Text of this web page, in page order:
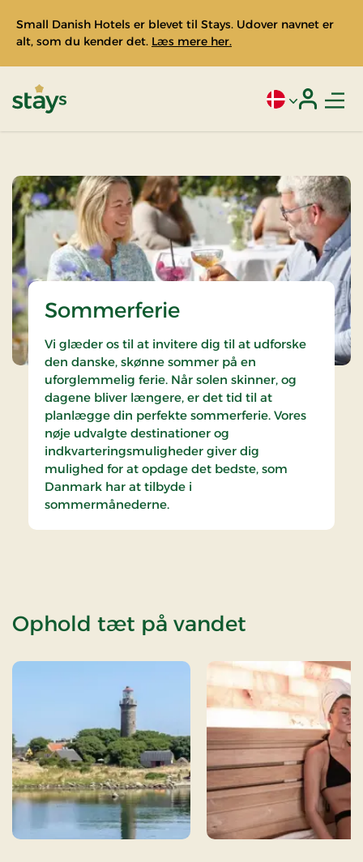
Small Danish Hotels er blevet til Stays. Udover navnet er
alt, som du kender det. Læs mere her.
Aktivt sprog:
Sommerferie
Vi glæder os til at invitere dig til at udforske
den danske, skønne sommer på en
uforglemmelig ferie. Når solen skinner, og
dagene bliver længere, er det tid til at
planlægge din perfekte sommerferie. Vores
nøje udvalgte destinationer og
indkvarteringsmuligheder giver dig
mulighed for at opdage det bedste, som
Danmark har at tilbyde i
sommermånederne.
Ophold tæt på vandet